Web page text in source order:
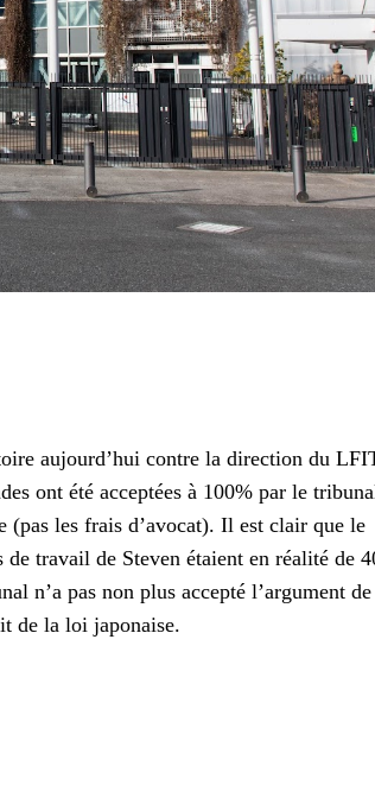
aujourd’hui contre la direction du
ont été acceptées à 100% par le
(pas les frais d’avocat). Il est clair que le
travail de Steven étaient en réalité de
n’a pas non plus accepté l’argument de
de la loi japonaise.